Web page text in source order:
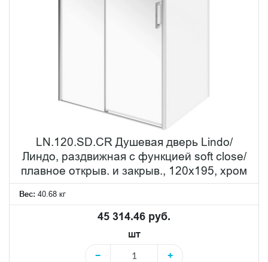
LN.120.SD.CR Душевая дверь Lindo/
Линдо, раздвижная с функцией soft close/
плавное открыв. и закрыв., 120х195, хром
Вес: 40.68 кг
45 314.46 руб.
шт
−
+